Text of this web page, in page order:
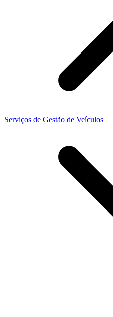
Serviços de Gestão de Veículos